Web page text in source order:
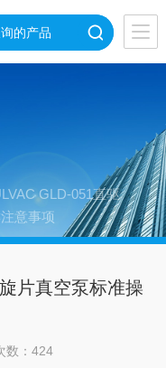
GLD-051直驱
意事项
片真空泵标准操
数：424